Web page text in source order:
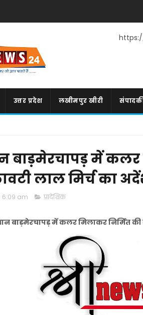
उत्तर प्रदेश लखीमपुर खीरी
बाड़मेरचापड़ में कलर
लाल मिर्च का
6:09 am प्रादेशिक
बाड़मेरचापड़ में कलर मिलाकर निर्मित की